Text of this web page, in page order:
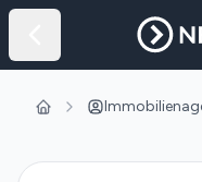
Startseite